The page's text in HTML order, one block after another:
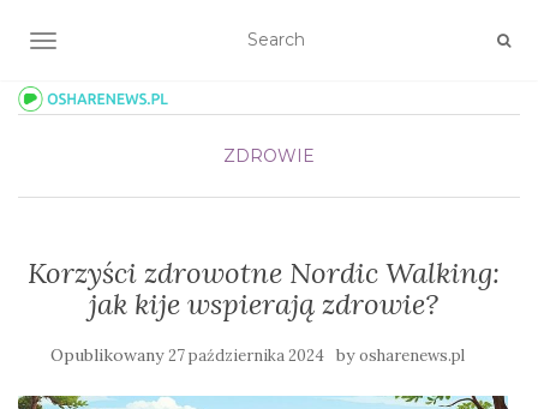
TOGGLE NAVIGATION
ZDROWIE
Korzyści zdrowotne Nordic Walking:
jak kije wspierają zdrowie?
Opublikowany27 października 2024 byosharenews.pl